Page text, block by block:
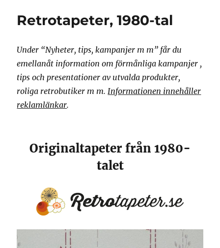
Retrotapeter, 1980-tal
Under “Nyheter, tips, kampanjer m m” får du
emellanåt information om förmånliga kampanjer ,
tips och presentationer av utvalda produkter,
roliga retrobutiker m m.Informationen innehåller
reklamlänkar.
Originaltapeter från 1980-
talet